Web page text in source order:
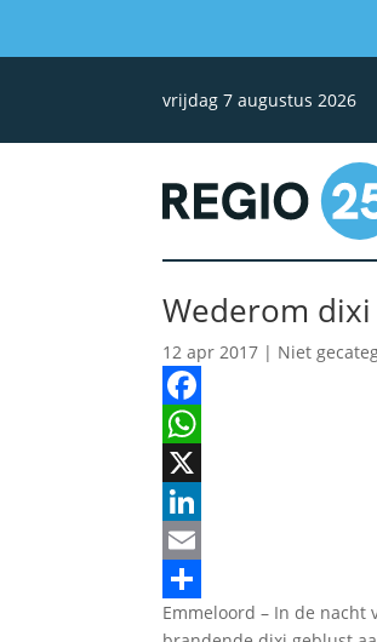
vrijdag 7 augustus 2026
Wederom
12 apr 2017 | Niet
Facebook
WhatsApp
X
LinkedIn
Email
Delen
Emmeloord – In de